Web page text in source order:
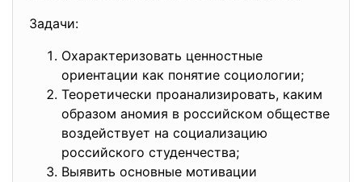
Задачи:
Охарактеризовать ценностные
ориентации как понятие социологии;
Теоретически проанализировать, каким
образом аномия в российском обществе
воздействует на социализацию
российского студенчества;
Выявить основные мотивации